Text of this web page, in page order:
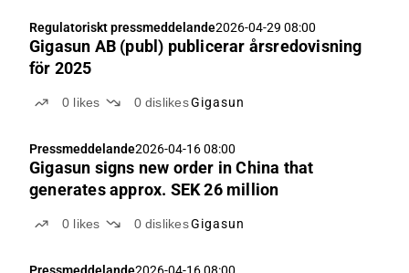
Regulatoriskt pressmeddelande2026-04-29 08:00
Gigasun AB (publ) publicerar årsredovisning
för 2025
0 likes 0 dislikesGigasun
Pressmeddelande2026-04-16 08:00
Gigasun signs new order in China that
generates approx. SEK 26 million
0 likes 0 dislikesGigasun